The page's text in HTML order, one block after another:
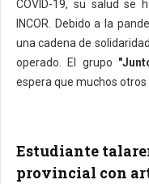
COVID-19, su salud se
INCOR. Debido a la
una cadena de
operado. El grupo
espera que muchos
Estudiante
provincial con